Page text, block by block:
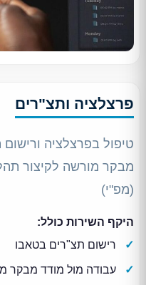
פרצלציה ותצ"רים
טיפול בפרצלציה
מבקר מורשה לקיצור
(מפ"י)
היקף השירות כולל:
רישום תצ"רים בטאבו
עבודה מול מודד מבקר